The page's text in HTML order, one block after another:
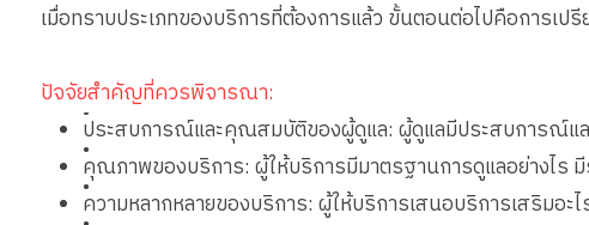
เมื่อทราบประเภทของบริการที่ต้องการแล้ว ขั้นตอนต่อไปคือการเป
ปัจจัยสำคัญที่ควรพิจารณา:
•
ประสบการณ์และคุณสมบัติของผู้ดูแล: ผู้ดูแลมีประสบการณ์แ
•
คุณภาพของบริการ: ผู้ให้บริการมีมาตรฐานการดูแลอย่างไร
•
ความหลากหลายของบริการ: ผู้ให้บริการเสนอบริการเสริมอ